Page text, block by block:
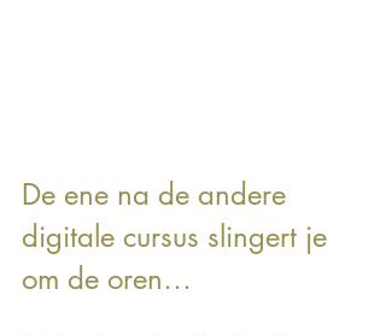
De ene na de andere
digitale cursus slingert je
om de oren…